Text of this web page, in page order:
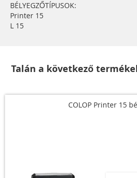
BÉLYEGZŐTÍPUSOK:
Printer 15
L 15
Talán a következő
COLOP Printer 15